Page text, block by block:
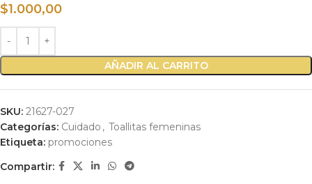
$1.000,00
AÑADIR AL CARRITO
SKU: 21627-027
Categorías: Cuidado , Toallitas femeninas
Etiqueta: promociones
Compartir: